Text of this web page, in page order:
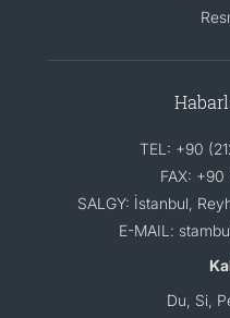
TEL: +90
FAX: +90
SALGY: İstanbul,
E-MAIL:
Du, Si,